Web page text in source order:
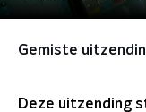
Gemiste
Deze uitzending